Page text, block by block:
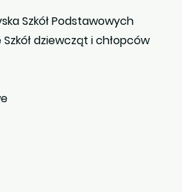
Szkół Podstawowych
dziewcząt i chłopców